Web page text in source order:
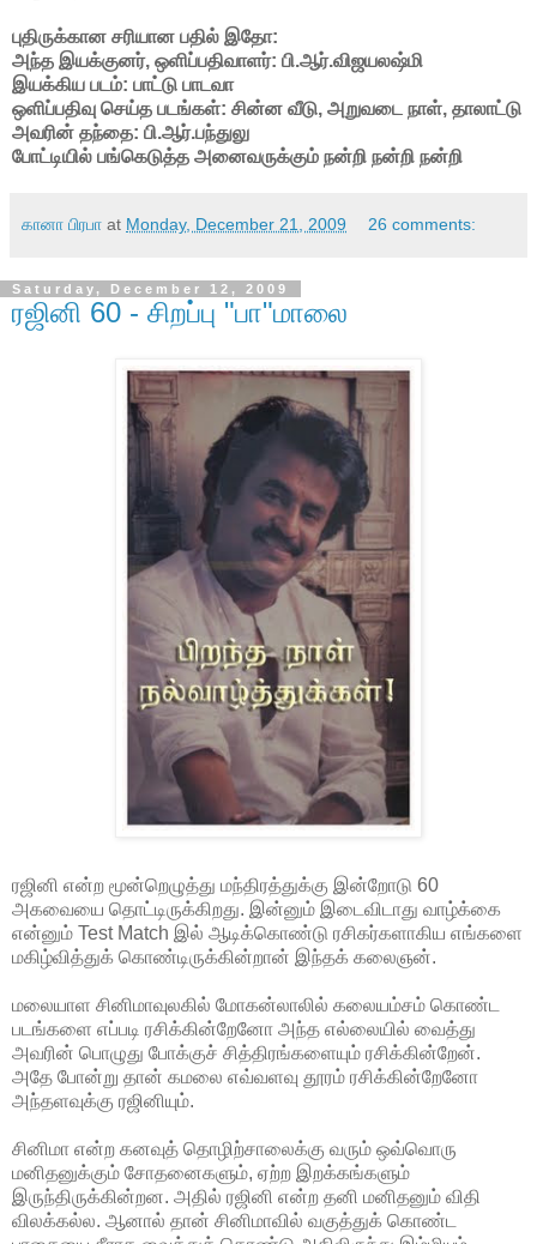
புதிருக்கான சரியான பதில் இதோ:
அந்த இயக்குனர், ஒளிப்பதிவாளர்: பி.ஆர்.விஜயலஷ்மி
இயக்கிய படம்: பாட்டு பாடவா
ஒளிப்பதிவு செய்த படங்கள்: சின்ன வீடு, அறுவடை நாள், தாலாட்டு
அவரின் தந்தை: பி.ஆர்.பந்துலு
போட்டியில் பங்கெடுத்த அனைவருக்கும் நன்றி நன்றி நன்றி
கானா பிரபா at Monday, December 21, 2009 26 comments:
Saturday, December 12, 2009
ரஜினி 60 - சிறப்பு "பா"மாலை
ரஜினி என்ற மூன்றெழுத்து மந்திரத்துக்கு இன்றோடு 60
அகவையை தொட்டிருக்கிறது. இன்னும் இடைவிடாது வாழ்க்கை
என்னும் Test Match இல் ஆடிக்கொண்டு ரசிகர்களாகிய எங்களை
மகிழ்வித்துக் கொண்டிருக்கின்றான் இந்தக் கலைஞன்.
மலையாள சினிமாவுலகில் மோகன்லாலில் கலையம்சம் கொண்ட
படங்களை எப்படி ரசிக்கின்றேனோ அந்த எல்லையில் வைத்து
அவரின் பொழுது போக்குச் சித்திரங்களையும் ரசிக்கின்றேன்.
அதே போன்று தான் கமலை எவ்வளவு தூரம் ரசிக்கின்றேனோ
அந்தளவுக்கு ரஜினியும்.
சினிமா என்ற கனவுத் தொழிற்சாலைக்கு வரும் ஒவ்வொரு
மனிதனுக்கும் சோதனைகளும், ஏற்ற இறக்கங்களும்
இருந்திருக்கின்றன. அதில் ரஜினி என்ற தனி மனிதனும் விதி
விலக்கல்ல. ஆனால் தான் சினிமாவில் வகுத்துக் கொண்ட